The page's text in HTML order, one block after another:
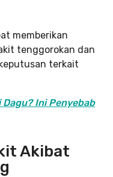
memberikan
tenggorokan dan
terkait
Ini Penyebab
Akibat